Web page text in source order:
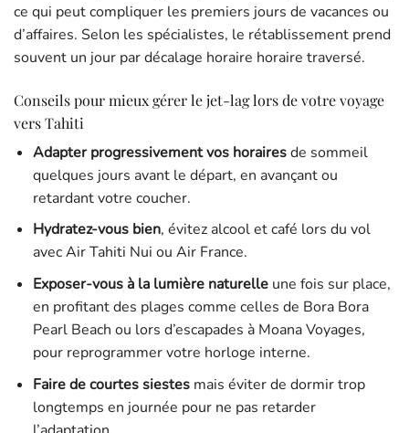
ce qui peut compliquer les premiers jours de vacances ou
d’affaires. Selon les spécialistes, le rétablissement prend
souvent un jour par décalage horaire horaire traversé.
Conseils pour mieux gérer le jet-lag lors de votre voyage
vers Tahiti
Adapter progressivement vos horairesde sommeil
quelques jours avant le départ, en avançant ou
retardant votre coucher.
Hydratez-vous bien, évitez alcool et café lors du vol
avec Air Tahiti Nui ou Air France.
Exposer-vous à la lumière naturelleune fois sur place,
en profitant des plages comme celles de Bora Bora
Pearl Beach ou lors d’escapades à Moana Voyages,
pour reprogrammer votre horloge interne.
Faire de courtes siestesmais éviter de dormir trop
longtemps en journée pour ne pas retarder